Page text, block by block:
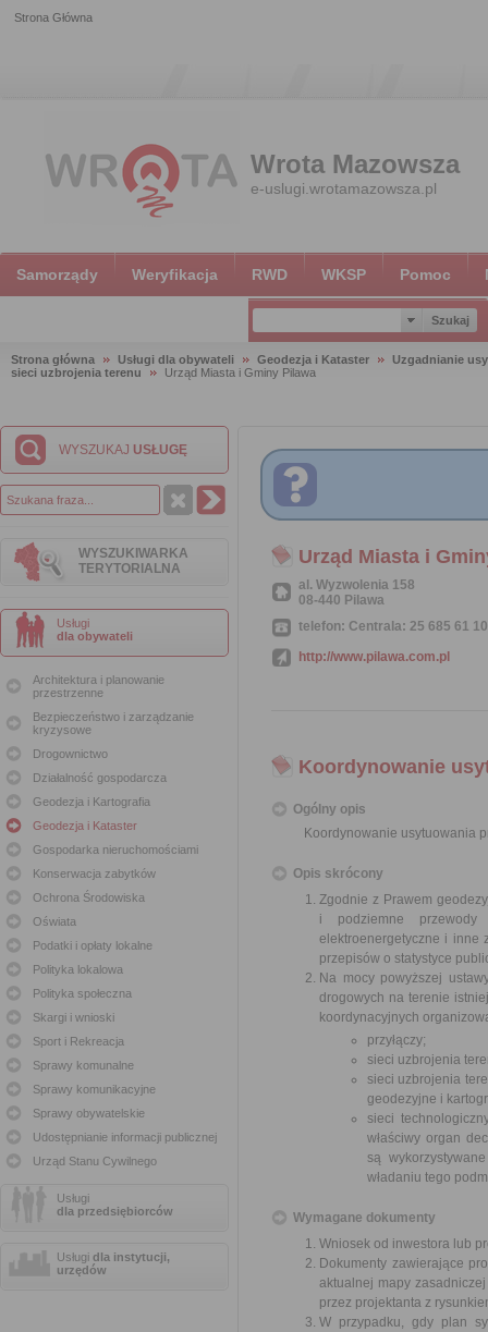
Strona Główna
Wrota Mazowsza
e-uslugi.wrotamazowsza.pl
Samorządy Weryfikacja RWD WKSP Pomoc
Strona główna Usługi dla obywateli Geodezja i Kataster
Uzgadnianie
sieci uzbrojenia terenu
Urząd Miasta i Gminy Pilawa
WYSZUKAJ USŁUGĘ
WYSZUKIWARKA
TERYTORIALNA
Usługi
dla obywateli
Architektura i planowanie
przestrzenne
Bezpieczeństwo i zarządzanie
kryzysowe
Drogownictwo
Działalność gospodarcza
Geodezja i Kartografia
Geodezja i Kataster
Gospodarka nieruchomościami
Konserwacja zabytków
Ochrona Środowiska
Oświata
Podatki i opłaty lokalne
Polityka lokalowa
Polityka społeczna
Skargi i wnioski
Sport i Rekreacja
Sprawy komunalne
Sprawy komunikacyjne
Sprawy obywatelskie
Udostępnianie informacji publicznej
Urząd Stanu Cywilnego
Usługi
dla przedsiębiorców
Usługi dla instytucji,
urzędów
Urząd Miasta i
al. Wyzwolenia 158
08-440 Pilawa
telefon: Centrala: 25 685 61 10
http://www.pilawa.com.pl
Koordynowanie
Ogólny opis
Koordynowanie usytuowania
Opis skrócony
Zgodnie z Prawem
i podziemne przewody
elektroenergetyczne i inne
przepisów o statystyce
Na mocy powyższej
drogowych na terenie
koordynacyjnych
przyłączy;
sieci uzbrojenia
sieci uzbrojenia
geodezyjne i
sieci
właściwy organ
są
władaniu tego
Wymagane dokumenty
Wniosek od inwestora lub
Dokumenty zawierające
aktualnej mapy
przez projektanta z
W przypadku, gdy plan